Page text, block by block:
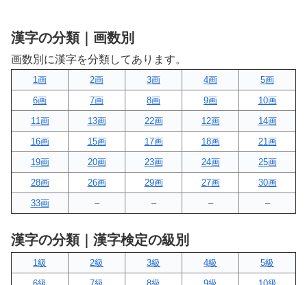
漢字の分類｜画数別
画数別に漢字を分類してあります。
1画 2画 3画 4画
5画
6画
7画 8画 9画
10画
11画
13画 22画 12画
14画
16画
15画 17画 18画
21画
19画
20画 23画 24画
25画
28画
26画 29画 27画
30画
33画
– – – –
漢字の分類｜漢字検定の級別
1級 2級 3級 4級
5級